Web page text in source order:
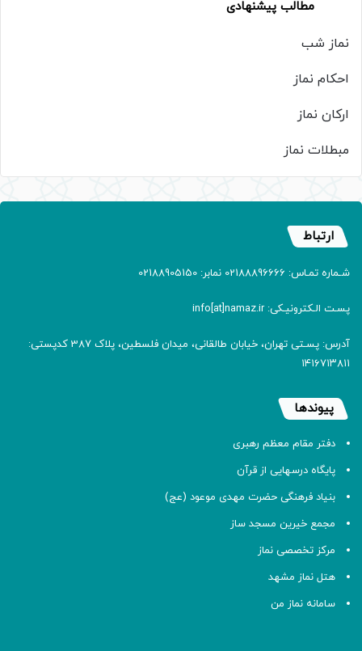
مطالب پیشنهادی
نماز شب
احکام نماز
ارکان نماز
مبطلات نماز
ارتباط
شـماره تمـاس: 02188896666 نمابر: 02188905150
پسـت الـکترونیـکی: info[at]namaz.ir
آدرس: پسـتی تهران، خیابان طالقانی، میدان فلسطین، پلاک 387 کدپستی:
۱۴۱۶۷۱۳۸۱۱
پیوندها
دفتر مقام معظم رهبری
پایگاه درسهایی از قرآن
بنیاد فرهنگی حضرت مهدی موعود (عج)
مجمع خیرین مسجد ساز
مرکز تخصصی نماز
هتل نماز مشهد
سامانه نماز من